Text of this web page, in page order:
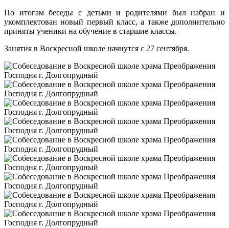
По итогам беседы с детьми и родителями был набран и
укомплектован новый первый класс, а также дополнительно
приняты ученики на обучение в старшие классы.
Занятия в Воскресной школе начнутся с 27 сентября.